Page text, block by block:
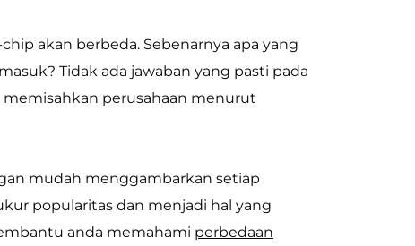
akan berbeda. Sebenarnya apa yang
Tidak ada jawaban yang pasti pada
perusahaan menurut
mudah menggambarkan setiap
popularitas dan menjadi hal yang
anda memahami perbedaan